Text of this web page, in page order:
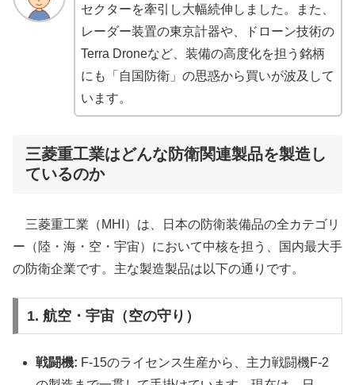
セクターを牽引し大幅続伸しました。また、
レーダー装置の東京計器や、ドローン技術の
Terra Droneなど、装備の高度化を担う銘柄
にも「自国防衛」の思惑から買いが波及して
います。
三菱重工業はどんな防衛関連製品を製造し
ているのか
三菱重工業（MHI）は、日本の防衛装備品の全カテゴリ
ー（陸・海・空・宇宙）において中核を担う、国内最大手
の防衛企業です。主な製造製品は以下の通りです。
1. 航空・宇宙（空の守り）
戦闘機: F-15のライセンス生産から、主力戦闘機F-2